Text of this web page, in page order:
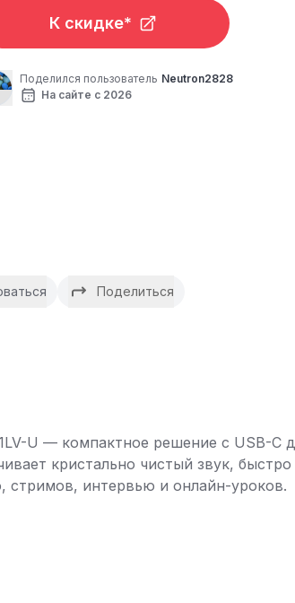
К скидке*
Поделился пользователь Neutron2828
На сайте с 2026
Поделиться
U — компактное решение с USB-C
кристально чистый звук,
стримов, интервью и онлайн-уроков.